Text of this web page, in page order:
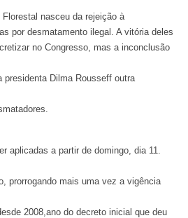
nasceu da rejeição à
por desmatamento ilegal. A vitória deles
no Congresso, mas a inconclusão
presidenta Dilma Rousseff outra
aplicadas a partir de domingo, dia 11.
prorrogando mais uma vez a vigência
2008,ano do decreto inicial que deu